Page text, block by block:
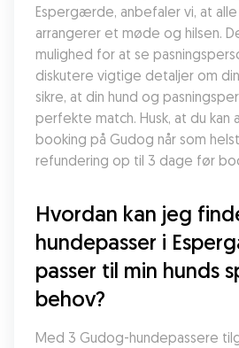
Espergærde, anbefaler vi, at
arrangerer et møde og hilsen.
mulighed for at se
diskutere vigtige detaljer om
sikre, at din hund og
perfekte match. Husk, at du kan
booking på Gudog når som
refundering op til 3 dage før
Hvordan kan jeg
hundepasser i
passer til min hunds
behov?
Med 3 Gudog-hundepassere